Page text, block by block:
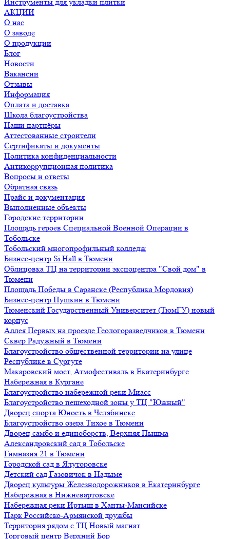
АКЦИИ
О нас
О заводе
О продукции
Блог
Новости
Вакансии
Отзывы
Информация
Оплата и доставка
Школа благоустройства
Наши партнёры
Аттестованные строители
Сертификаты и документы
Политика конфиденциальности
Антикоррупционная политика
Вопросы и ответы
Обратная связь
Прайс и документация
Выполненные объекты
Городские территории
Площадь героев Специальной Военной Операции в
Тобольске
Тобольский многопрофильный колледж
Бизнес-центр Si Hall в Тюмени
Облицовка ТЦ на территории экспоцентра "Свой дом" в
Тюмени
Площадь Победы в Саранске (Республика Мордовия)
Бизнес-центр Пушкин в Тюмени
Тюменский Государственный Университет (ТюмГУ) новый
корпус
Аллея Первых на проезде Геологоразведчиков в Тюмени
Сквер Радужный в Тюмени
Благоустройство общественной территории на улице
Республике в Сургуте
Макаровский мост, Атмофестиваль в Екатеринбурге
Набережная в Кургане
Благоустройство набережной реки Миасс
Благоустройство пешеходной зоны у ТЦ "Южный"
Дворец спорта Юность в Челябинске
Благоустройство озера Тихое в Тюмени
Дворец самбо и единоборств, Верхняя Пышма
Александровский сад в Тобольске
Гимназия 21 в Тюмени
Городской сад в Ялуторовске
Детский сад Газовичок в Надыме
Дворец культуры Железнодорожников в Екатеринбурге
Набережная в Нижневартовске
Набережная реки Иртыш в Ханты-Мансийске
Парк Российско-Армянской дружбы
Территория рядом с ТЦ Новый магнат
Торговый центр Верхний Бор